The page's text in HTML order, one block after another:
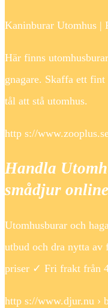
Kaninburar Utomhus |
Här finns
gnagare. Skaffa ett
tål att stå utomhus.
http s://
Handla
smådjur
Utomhusburar och
utbud och dra nytta av
priser ✓ Fri frakt från
http s://www.djur.nu ›